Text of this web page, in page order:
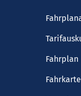
Fahrplan